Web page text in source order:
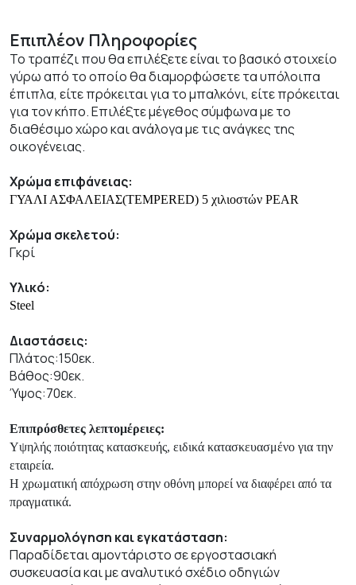
Επιπλέον Πληροφορίες
Το τραπέζι που θα επιλέξετε είναι το βασικό στοιχείο
γύρω από το οποίο θα διαμορφώσετε τα υπόλοιπα
έπιπλα, είτε πρόκειται για το μπαλκόνι, είτε πρόκειται
για τον κήπο. Επιλέξτε μέγεθος σύμφωνα με το
διαθέσιμο χώρο και ανάλογα με τις ανάγκες της
οικογένειας.
Χρώμα επιφάνειας:
ΓΥΑΛΙ ΑΣΦΑΛΕΙΑΣ(TEMPERED) 5 χιλιοστών PEAR
Χρώμα σκελετού:
Γκρί
Υλικό:
Steel
Διαστάσεις:
Πλάτος:150εκ.
Βάθος:90εκ.
Ύψος:70εκ.
Επιπρόσθετες λεπτομέρειες:
Υψηλής ποιότητας κατασκευής, ειδικά κατασκευασμένο για την
εταιρεία.
Η χρωματική απόχρωση στην οθόνη μπορεί να διαφέρει από τα
πραγματικά.
Συναρμολόγηση και εγκατάσταση:
Παραδίδεται αμοντάριστο σε εργοστασιακή
συσκευασία και με αναλυτικό σχέδιο οδηγιών